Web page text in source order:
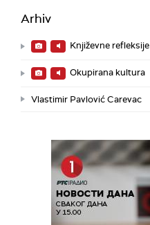
Arhiv
Književne refleksije
Okupirana kultura
Vlastimir Pavlović Carevac